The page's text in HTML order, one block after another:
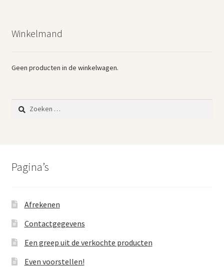
Winkelmand
Geen producten in de winkelwagen.
Zoeken
naar:
Pagina’s
Afrekenen
Contactgegevens
Een greep uit de verkochte producten
Even voorstellen!